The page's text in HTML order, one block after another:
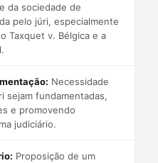
da sociedade de
pelo júri, especialmente
Taxquet v. Bélgica e a
Necessidade
sejam fundamentadas,
e promovendo
judiciário.
Proposição de um